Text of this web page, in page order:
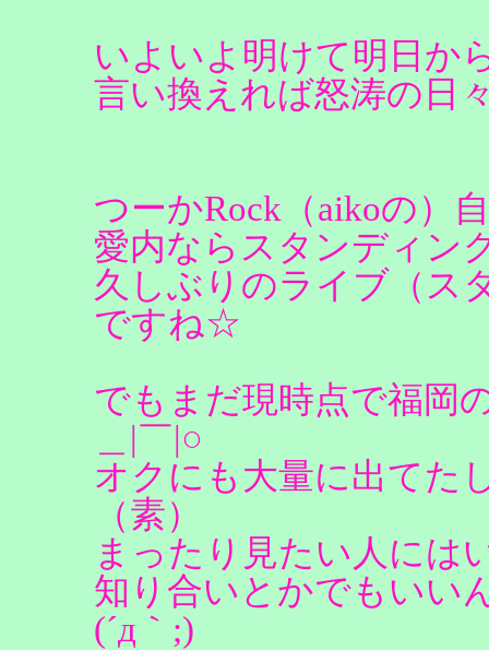
いよいよ明けて明日か
言い換えれば怒涛の日
つーかRock（aikoの）
愛内ならスタンディン
久しぶりのライブ（ス
ですね☆
でもまだ現時点で福岡
＿|￣|○
オクにも大量に出てた
（素）
まったり見たい人には
知り合いとかでもいい
(´д｀;)